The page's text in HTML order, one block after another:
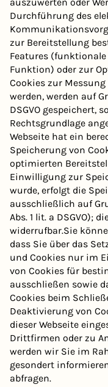
Durchführung des
zur Bereitstellung
Features (funktionale
Funktion) oder zur
Cookies zur
werden, werden auf
DSGVO gespeichert,
Rechtsgrundlage
Webseite hat ein
Speicherung von
optimierten
Einwilligung zur
wurde, erfolgt die
ausschließlich auf
Abs. 1 lit. a DSGVO);
widerrufbar.Sie
dass Sie über das
und Cookies nur im
von Cookies für
ausschließen sowie
Cookies beim
Deaktivierung von
dieser Webseite
Drittfirmen oder zu
werden wir Sie im
gesondert
abfragen.